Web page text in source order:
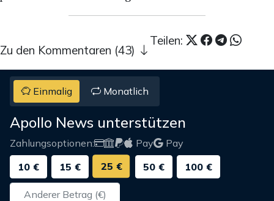
Teilen:
Zu den Kommentaren (43)
Einmalig Monatlich
Apollo News unterstützen
Zahlungsoptionen: Pay
Pay
10 €
15 € 25 € 50 € 100 €